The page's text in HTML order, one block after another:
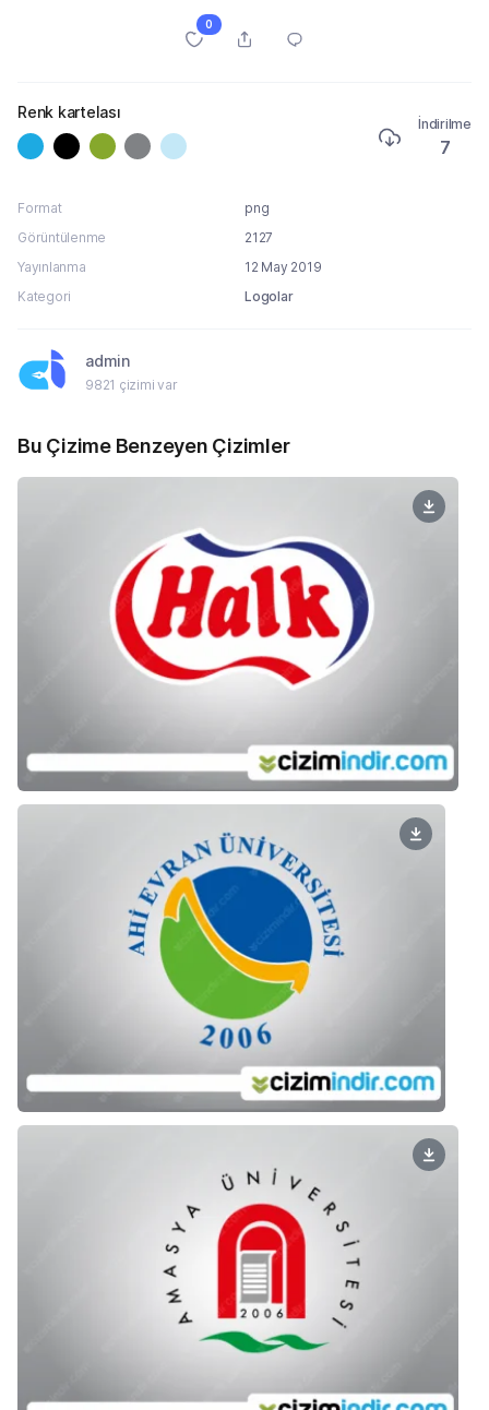
0
Renk kartelası
İndirilme
7
Format
png
Görüntülenme
2127
Yayınlanma
12 May 2019
Kategori
Logolar
admin
9821 çizimi var
Bu Çizime Benzeyen Çizimler